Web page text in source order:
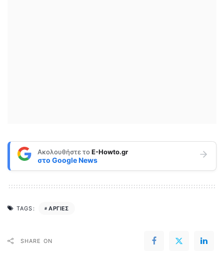
Ακολουθήστε τοE-Howto.gr
στο Google News
TAGS: ΑΡΓΙΕΣ
SHARE ON